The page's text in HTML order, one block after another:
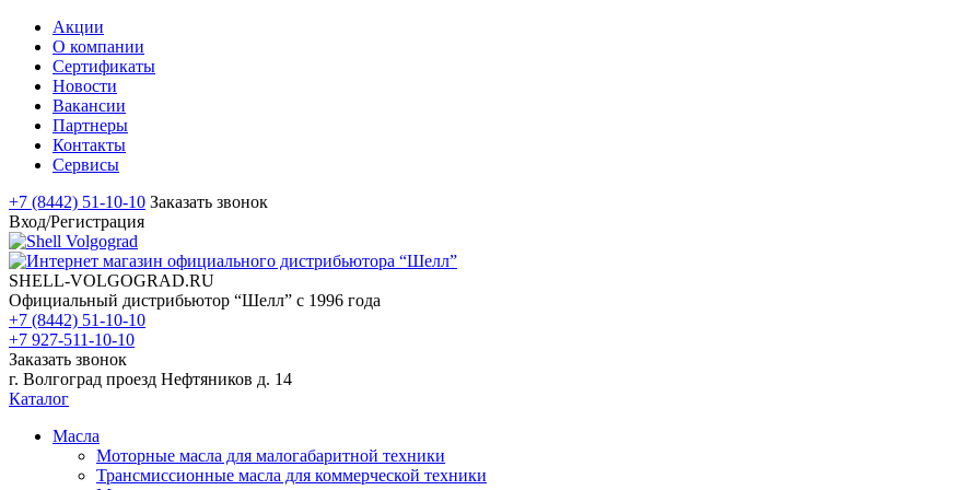
Акции
О компании
Сертификаты
Новости
Вакансии
Партнеры
Контакты
Сервисы
+7 (8442) 51-10-10 Заказать звонок
Вход/Регистрация
SHELL-VOLGOGRAD.RU
Официальный дистрибьютор “Шелл” с 1996 года
+7 (8442) 51-10-10
+7 927-511-10-10
Заказать звонок
г. Волгоград проезд Нефтяников д. 14
Каталог
Масла
Моторные масла для малогабаритной техники
Трансмиссионные масла для коммерческой техники